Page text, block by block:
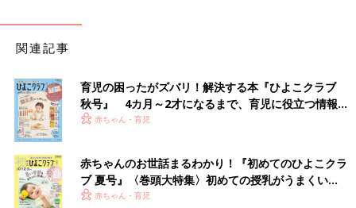
きが出てきたベビーでも履かせやすい形なんだそう。お着替えが
楽になって、ママもとても楽になったそうですよ。シルエット
いところもポイントなのだとか。
プチプラもポイント！新作柄も1,000円以下でゲッ
ト！
関連記事
育児の困ったがズバリ！解決する本『ひよこクラブ
秋号』 4カ月～2才になるまで、育児に役立つ情報が
いっぱい！
赤ちゃん・育児
赤ちゃんのお世話まるわかり！『初めてのひよこクラ
ブ 夏号』〈巻頭大特集〉初めての授乳がうまくい
く！ おっぱい・ミルクの基本と夏のトラブル 解決テ
赤ちゃん・育児